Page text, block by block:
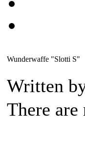
Wunderwaffe "Slotti S"
Written
There